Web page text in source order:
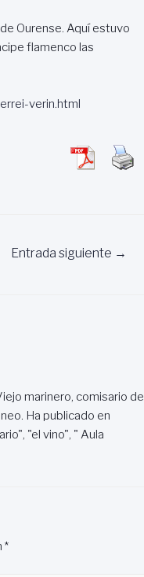
Ourense. Aquí estuvo
flamenco las
verin.html
Entrada siguiente →
marinero, comisario de
Ha publicado en
"el vino", " Aula
*